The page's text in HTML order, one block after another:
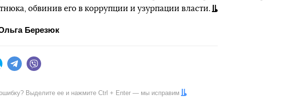
обвинив его в коррупции и узурпации власти.
Березюк
Twitter Telegram
Выделите ее и нажмите Ctrl + Enter — мы исправим